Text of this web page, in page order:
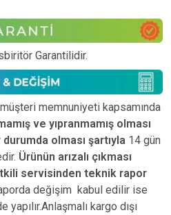
Garantilidir.
memnuniyeti kapsamında
ve yıpranmamış olması
olması şartıyla 14 gün
Ürünün arızalı çıkması
servisinden teknik rapor
değişim kabul edilir ise
kargo dışı